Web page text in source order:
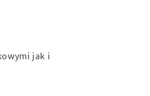
jak i